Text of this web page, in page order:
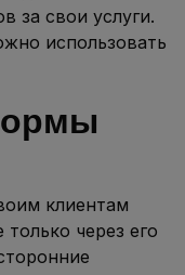
за свои услуги.
использовать
клиентам
через его